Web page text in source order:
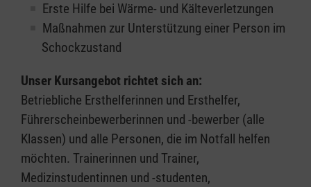
Erste Hilfe bei Wärme- und Kälteverletzungen
Maßnahmen zur Unterstützung einer Person im
Schockzustand
Unser Kursangebot richtet sich an:
Betriebliche Ersthelferinnen und Ersthelfer,
Führerscheinbewerberinnen und -bewerber (alle
Klassen) und alle Personen, die im Notfall helfen
möchten. Trainerinnen und Trainer,
Medizinstudentinnen und -studenten,